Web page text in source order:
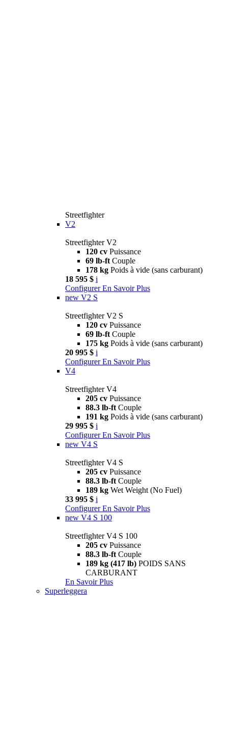
Streetfighter
V2
Streetfighter V2
120 cv Puissance
69 lb-ft Couple
178 kg Poids à vide (sans carburant)
18 595 $ i
Configurer En Savoir Plus
new V2 S
Streetfighter V2 S
120 cv Puissance
69 lb-ft Couple
175 kg Poids à vide (sans carburant)
20 995 $ i
Configurer En Savoir Plus
V4
Streetfighter V4
205 cv Puissance
88.3 lb-ft Couple
191 kg Poids à vide (sans carburant)
29 995 $ i
Configurer En Savoir Plus
new V4 S
Streetfighter V4 S
205 cv Puissance
88.3 lb-ft Couple
189 kg Wet Weight (No Fuel)
33 995 $ i
Configurer En Savoir Plus
new V4 S 100
Streetfighter V4 S 100
205 cv Puissance
88.3 lb-ft Couple
189 kg (417 lb) POIDS SANS
CARBURANT
En Savoir Plus
Superleggera